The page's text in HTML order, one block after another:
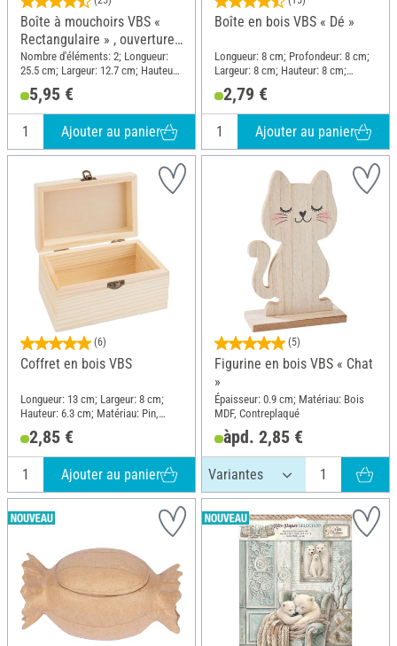
Boîte à mouchoirs VBS «
Rectangulaire » , ouverture
ovale
Nombre d'éléments: 2; Longueur:
25.5 cm; Largeur: 12.7 cm; Hauteur:
9 cm; Matériau: Bois brut
5,95 €
Ajouter au panier
Boîte en bois VBS « Dé »
Longueur: 8 cm; Profondeur: 8 cm;
Largeur: 8 cm; Hauteur: 8 cm;
Matériau: Bois brut
2,79 €
Ajouter au panier
(6)
Coffret en bois VBS
Longueur: 13 cm; Largeur: 8 cm;
Hauteur: 6.3 cm; Matériau: Pin,
Métal
2,85 €
Ajouter au panier
(5)
Figurine en bois VBS « Chat
»
Épaisseur: 0.9 cm; Matériau: Bois
MDF, Contreplaqué
àpd. 2,85 €